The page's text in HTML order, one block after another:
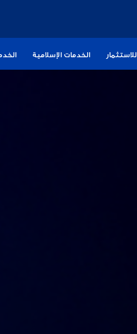
الخدمات الإسلامية